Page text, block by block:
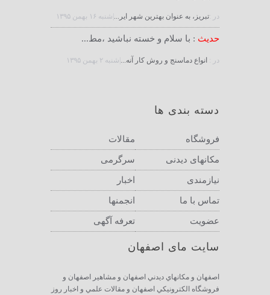
در :تبریز، به عنوان بهترین شهر ایر... |شنبه ۱۶ بهمن ۱۳۹۵
حدیث : با سلام و خسته نباشید ،مط...
در : انواع دماسنج و روش كار آنه... |شنبه ۲ بهمن ۱۳۹۵
دسته بندی ها
مقالات فروشگاه
سرگرمی مکانهای دیدنی
اخبار نیازمندی
انجمنها تماس با ما
تعرفه آگهی عضویت
سایت مای اصفهان
اصفهان و مكانهاي ديدني اصفهان و مشاهير اصفهان و
فروشگاه الكترونيكي اصفهان و مقالات علمي و اخبار روز